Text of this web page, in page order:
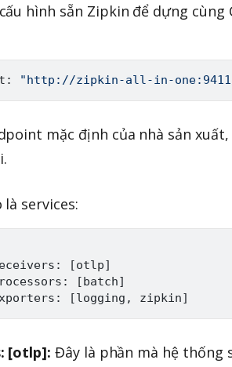
hình sẵn Zipkin để dựng
"http://zipkin-all-in-
mặc định của nhà sản
services:
[otlp]
[batch]
[logging, zipkin]
[otlp]: Đây là phần mà hệ thống